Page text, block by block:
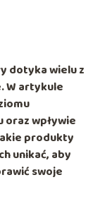
dotyka wielu z
W artykule
wpływie
produkty
unikać, aby
swoje